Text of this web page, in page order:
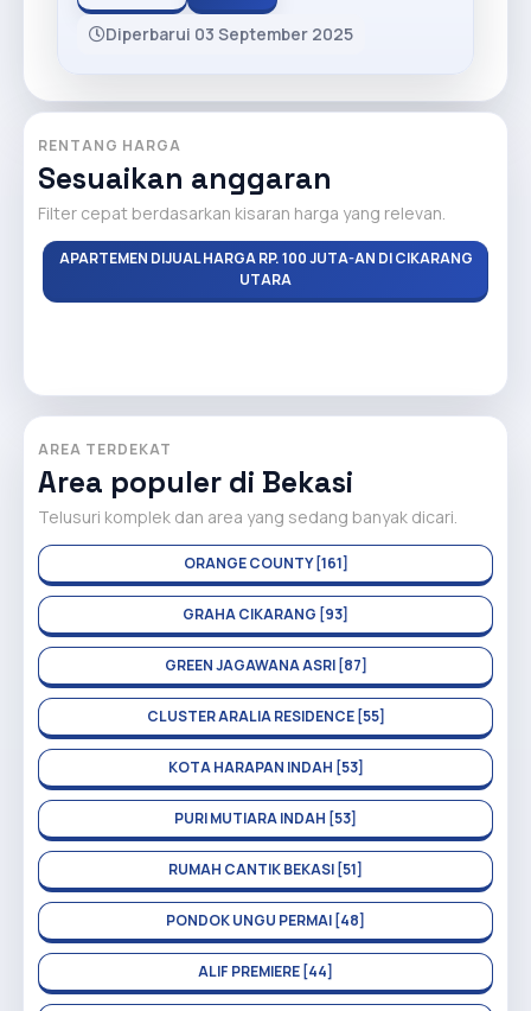
Diperbarui 03 September 2025
RENTANG HARGA
Sesuaikan anggaran
Filter cepat berdasarkan kisaran harga yang relevan.
APARTEMEN DIJUAL HARGA RP. 100 JUTA-AN DI CIKARANG
UTARA
AREA TERDEKAT
Area populer di Bekasi
Telusuri komplek dan area yang sedang banyak dicari.
ORANGE COUNTY [161]
GRAHA CIKARANG [93]
GREEN JAGAWANA ASRI [87]
CLUSTER ARALIA RESIDENCE [55]
KOTA HARAPAN INDAH [53]
PURI MUTIARA INDAH [53]
RUMAH CANTIK BEKASI [51]
PONDOK UNGU PERMAI [48]
ALIF PREMIERE [44]